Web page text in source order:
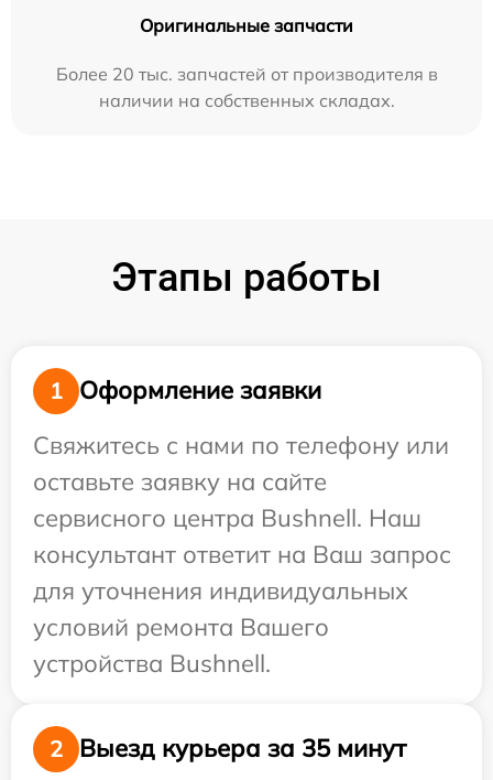
Оригинальные запчасти
Более 20 тыс. запчастей от производителя в
наличии на собственных складах.
Этапы работы
1
Оформление заявки
Свяжитесь с нами по телефону или
оставьте заявку на сайте
сервисного центра Bushnell. Наш
консультант ответит на Ваш запрос
для уточнения индивидуальных
условий ремонта Вашего
устройства Bushnell.
2 Выезд курьера за 35 минут